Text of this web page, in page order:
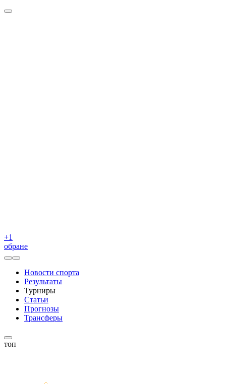
+1
обране
Новости спорта
Результаты
Турниры
Статьи
Прогнозы
Трансферы
топ